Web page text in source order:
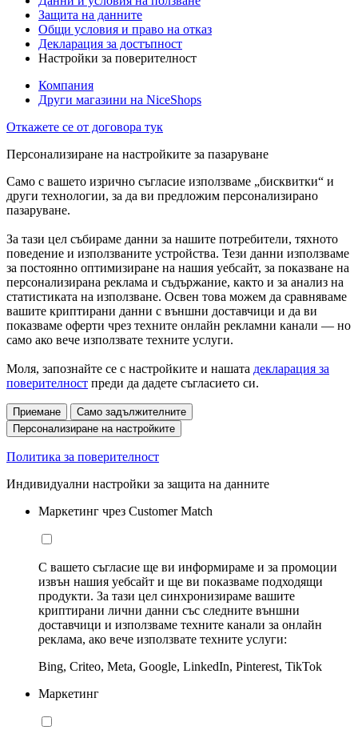
Защита на данните
Общи условия и право на отказ
Декларация за достъпност
Настройки за поверителност
Компания
Други магазини на NiceShops
Откажете се от договора тук
Персонализиране на настройките за пазаруване
Само с вашето изрично съгласие използваме „бисквитки“ и
други технологии, за да ви предложим персонализирано
пазаруване.
За тази цел събираме данни за нашите потребители, тяхното
поведение и използваните устройства. Тези данни използваме
за постоянно оптимизиране на нашия уебсайт, за показване на
персонализирана реклама и съдържание, както и за анализ на
статистиката на използване. Освен това можем да сравняваме
вашите криптирани данни с външни доставчици и да ви
показваме оферти чрез техните онлайн рекламни канали — но
само ако вече използвате техните услуги.
Моля, запознайте се с настройките и нашата декларация за
поверителност преди да дадете съгласието си.
Приемане
Само задължителните
Персонализиране на настройките
Политика за поверителност
Индивидуални настройки за защита на данните
Маркетинг чрез Customer Match
С вашето съгласие ще ви информираме и за промоции
извън нашия уебсайт и ще ви показваме подходящи
продукти. За тази цел синхронизираме вашите
криптирани лични данни със следните външни
доставчици и използваме техните канали за онлайн
реклама, ако вече използвате техните услуги:
Bing, Criteo, Meta, Google, LinkedIn, Pinterest, TikTok
Маркетинг